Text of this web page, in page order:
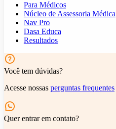
Para Médicos
Núcleo de Assessoria Médica
Nav Pro
Dasa Educa
Resultados
Você tem dúvidas?
Acesse nossas perguntas frequentes
Quer entrar em contato?